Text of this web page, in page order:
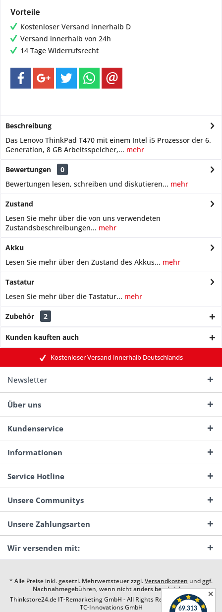
Vorteile
Kostenloser Versand innerhalb D
Versand innerhalb von 24h
14 Tage Widerrufsrecht
Beschreibung
Das Lenovo ThinkPad T470 mit einem Intel i5 Prozessor der 6.
Generation, 8 GB Arbeitsspeicher,... mehr
Bewertungen
0
Bewertungen lesen, schreiben und diskutieren... mehr
Zustand
Lesen Sie mehr über die von uns verwendeten
Zustandsbeschreibungen... mehr
Akku
Lesen Sie mehr über den Zustand des Akkus... mehr
Tastatur
Lesen Sie mehr über die Tastatur... mehr
Zubehör 2
Kunden kauften auch
Kostenloser Versand innerhalb Deutschlands
Newsletter
Über uns
Kundenservice
Informationen
Service Hotline
Unsere Communitys
Unsere Zahlungsarten
Wir versenden mit:
* Alle Preise inkl. gesetzl. Mehrwertsteuer zzgl.Versandkosten und ggf.
Nachnahmegebühren, wenn nicht anders beschrieben
Thinkstore24.de IT-Remarketing GmbH - All Rights Reserved. Design by
TC-Innovations GmbH
✕